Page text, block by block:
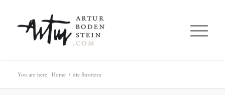
You are here: Home / die Strottern